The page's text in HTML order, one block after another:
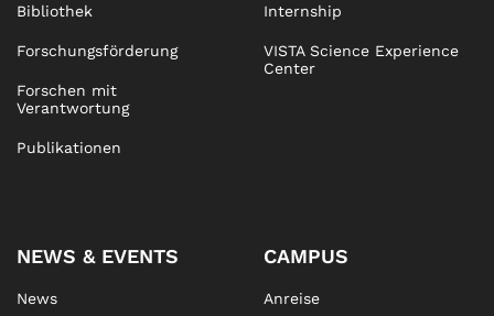
Bibliothek
Forschungsförderung
Forschen mit
Verantwortung
Publikationen
Internship
VISTA Science Experience
Center
NEWS & EVENTS
News
CAMPUS
Anreise